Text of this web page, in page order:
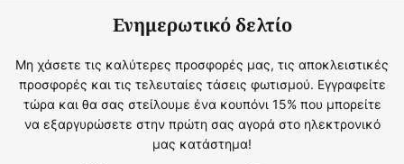
Ενημερωτικό δελτίο
Μη χάσετε τις καλύτερες προσφορές μας, τις αποκλειστικές
προσφορές και τις τελευταίες τάσεις φωτισμού. Εγγραφείτε
τώρα και θα σας στείλουμε ένα κουπόνι 15% που μπορείτε
να εξαργυρώσετε στην πρώτη σας αγορά στο ηλεκτρονικό
μας κατάστημα!